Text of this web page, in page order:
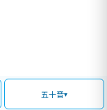
五十音